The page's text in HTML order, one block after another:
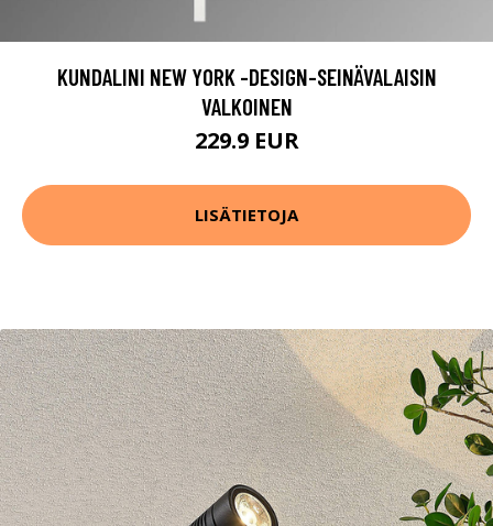
KUNDALINI NEW YORK -DESIGN-SEINÄVALAISIN
VALKOINEN
229.9 EUR
LISÄTIETOJA